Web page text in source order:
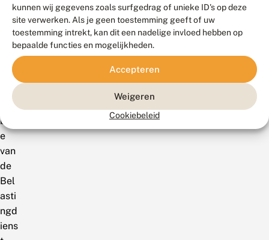
kunnen wij gegevens zoals surfgedrag of unieke ID's op deze
site verwerken. Als je geen toestemming geeft of uw
toestemming intrekt, kan dit een nadelige invloed hebben op
bepaalde functies en mogelijkheden.
Accepteren
Weigeren
Cookiebeleid
ove
AN
bsit
e
van
de
Bel
asti
ngd
iens